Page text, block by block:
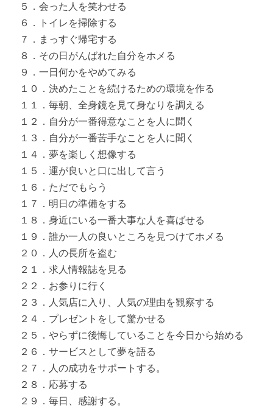
５．会った人を笑わせる
６．トイレを掃除する
７．まっすぐ帰宅する
８．その日がんばれた自分をホメる
９．一日何かをやめてみる
１０．決めたことを続けるための環境を作る
１１．毎朝、全身鏡を見て身なりを調える
１２．自分が一番得意なことを人に聞く
１３．自分が一番苦手なことを人に聞く
１４．夢を楽しく想像する
１５．運が良いと口に出して言う
１６．ただでもらう
１７．明日の準備をする
１８．身近にいる一番大事な人を喜ばせる
１９．誰か一人の良いところを見つけてホメる
２０．人の長所を盗む
２１．求人情報誌を見る
２２．お参りに行く
２３．人気店に入り、人気の理由を観察する
２４．プレゼントをして驚かせる
２５．やらずに後悔していることを今日から始める
２６．サービスとして夢を語る
２７．人の成功をサポートする。
２８．応募する
２９．毎日、感謝する。